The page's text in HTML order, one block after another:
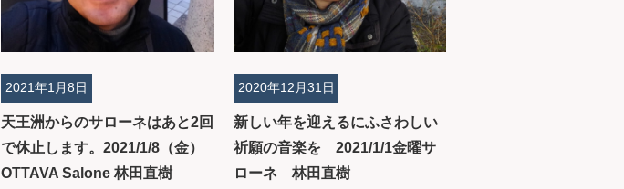
天王洲からのサローネはあと2回
で休止します。2021/1/8（金）
OTTAVA Salone 林田直樹
2021年1月8日
新しい年を迎えるにふさわしい
祈願の音楽を 2021/1/1金曜サ
ローネ 林田直樹
2020年12月31日